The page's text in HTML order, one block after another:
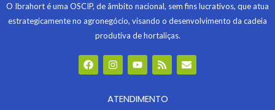
O Ibrahort é uma OSCIP, de âmbito nacional, sem fins lucrativos, que atua
estrategicamente no agronegócio, visando o desenvolvimento da cadeia
produtiva de hortaliças.
F
a
I
n
a
Y
o
u
R
s
E
n
ATENDIMENTO